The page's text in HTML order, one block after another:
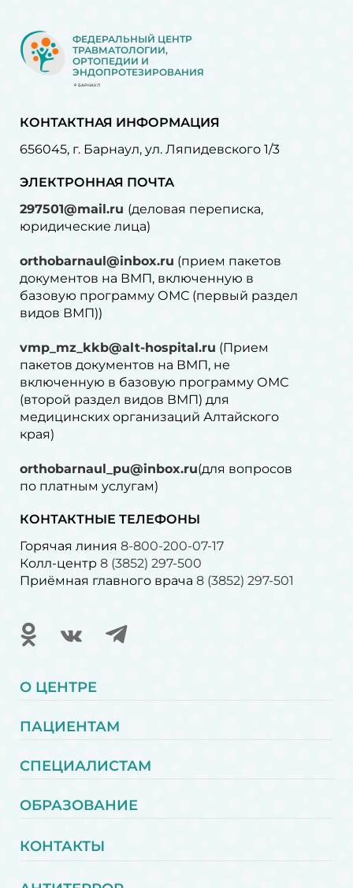
ФЕДЕРАЛЬНЫЙ ЦЕНТР
ТРАВМАТОЛОГИИ,
ОРТОПЕДИИ И
ЭНДОПРОТЕЗИРОВАНИЯ
БАРНАУЛ
КОНТАКТНАЯ ИНФОРМАЦИЯ
656045, г. Барнаул, ул. Ляпидевского 1/3
ЭЛЕКТРОННАЯ ПОЧТА
297501@mail.ru (деловая переписка,
юридические лица)
orthobarnaul@inbox.ru (прием пакетов
документов на ВМП, включенную в
базовую программу ОМС (первый раздел
видов ВМП))
vmp_mz_kkb@alt-hospital.ru (Прием
пакетов документов на ВМП, не
включенную в базовую программу ОМС
(второй раздел видов ВМП) для
медицинских организаций Алтайского
края)
orthobarnaul_pu@inbox.ru(для вопросов
по платным услугам)⁠
КОНТАКТНЫЕ ТЕЛЕФОНЫ
Горячая линия 8-800-200-07-17
Колл-центр 8 (3852) 297-500
Приёмная главного врача 8 (3852) 297-501
О ЦЕНТРЕ
ПАЦИЕНТАМ
СПЕЦИАЛИСТАМ
ОБРАЗОВАНИЕ
КОНТАКТЫ